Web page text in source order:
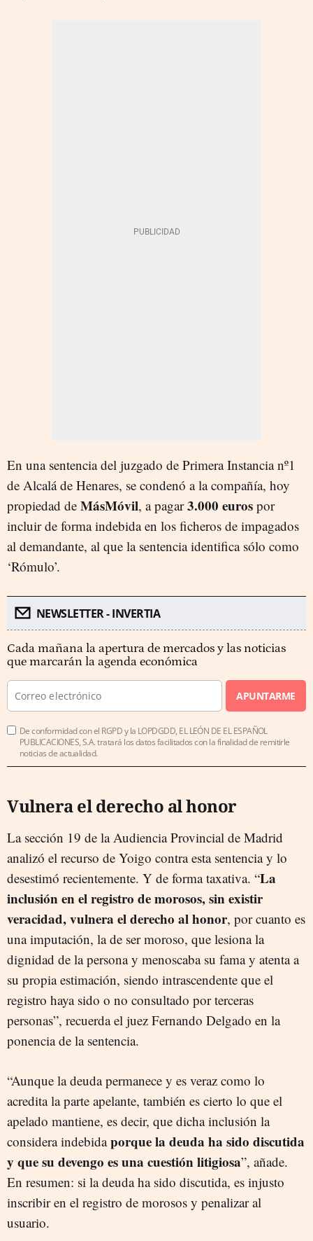
En una sentencia del juzgado de Primera Instancia nº1
de Alcalá de Henares, se condenó a la compañía, hoy
propiedad de MásMóvil, a pagar3.000 euros por
incluir de forma indebida en los ficheros de impagados
al demandante, al que la sentencia identifica sólo como
‘Rómulo’.
NEWSLETTER - INVERTIA
Cada mañana la apertura de mercados y las noticias
que marcarán la agenda económica
APUNTARME
De conformidad con el RGPD y la LOPDGDD, EL LEÓN DE EL ESPAÑOL
PUBLICACIONES, S.A. tratará los datos facilitados con la finalidad de remitirle
noticias de actualidad.
Vulnera el derecho al honor
La sección 19 de la Audiencia Provincial de Madrid
analizó el recurso de Yoigo contra esta sentencia y lo
desestimó recientemente. Y de forma taxativa. “La
inclusión en el registro de morosos, sin existir
veracidad, vulnera el derecho al honor, por cuanto es
una imputación, la de ser moroso, que lesiona la
dignidad de la persona y menoscaba su fama y atenta a
su propia estimación, siendo intrascendente que el
registro haya sido o no consultado por terceras
personas”, recuerda el juez Fernando Delgado en la
ponencia de la sentencia.
“Aunque la deuda permanece y es veraz como lo
acredita la parte apelante, también es cierto lo que el
apelado mantiene, es decir, que dicha inclusión la
considera indebidaporque la deuda ha sido discutida
y que su devengo es una cuestión litigiosa”, añade.
En resumen: si la deuda ha sido discutida, es injusto
inscribir en el registro de morosos y penalizar al
usuario.